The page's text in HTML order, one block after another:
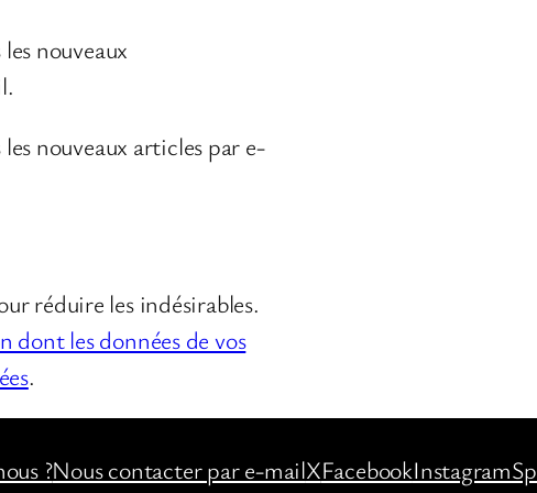
nouveaux
nouveaux articles par e-
réduire les indésirables.
dont les données de vos
.
?Nous contacter par e-mailXFacebookInstagram